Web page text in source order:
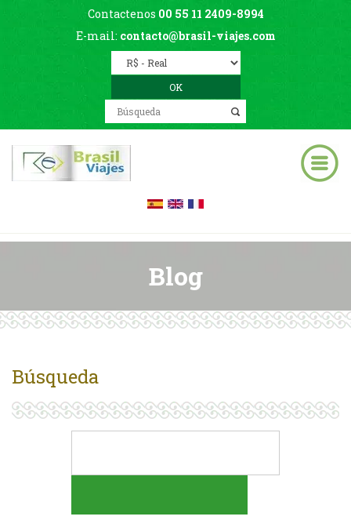
Contactenos 00 55 11 2409-8994
E-mail: contacto@brasil-viajes.com
Blog
Búsqueda